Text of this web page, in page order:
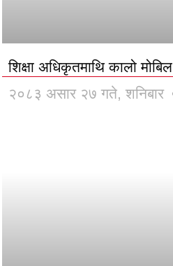
शिक्षा अधिकृतमाथि कालो
२०८३ असार २७ गते, शनिबार